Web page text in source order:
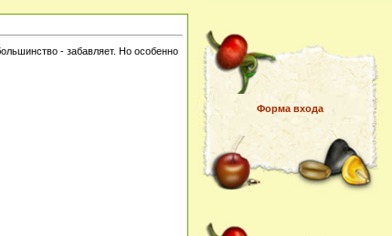
- забавляет. Но особенно
Форма входа